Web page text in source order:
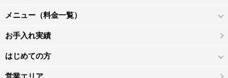
メニュー（料金一覧）
お手入れ実績
はじめての方